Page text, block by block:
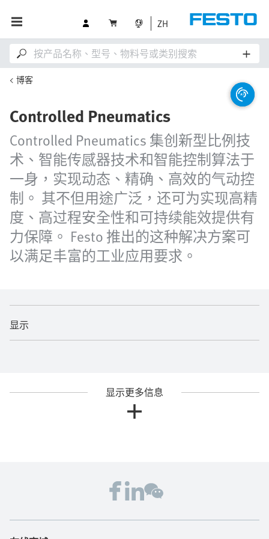
ZH
博客
Controlled Pneumatics
Controlled Pneumatics 集创新型比例技
术、智能传感器技术和智能控制算法于
一身，实现动态、精确、高效的气动控
制。 其不但用途广泛，还可为实现高精
度、高过程安全性和可持续能效提供有
力保障。 Festo 推出的这种解决方案可
以满足丰富的工业应用要求。
显示
显示更多信息